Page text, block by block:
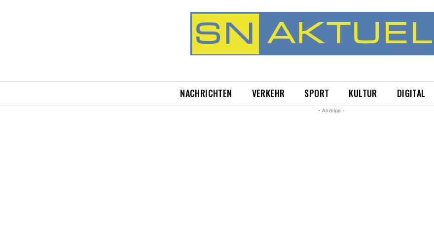
NACHRICHTEN VERKEHR SPORT KULTUR DIGITAL
- Anzeige -